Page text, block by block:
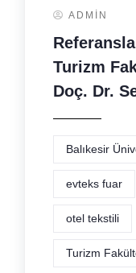
ADMIN
Turizm
Doç. Dr.
Balıkesir
evteks fuar
otel tekstili
Turizm